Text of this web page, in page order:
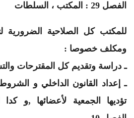
الفصل 29 : المكتب ، السلطات
للمكتب كل الصلاحية الضرورية
ومكلف خصوصا :
ـ دراسة وتقديم كل المقترحات
ـ إعداد القانون الداخلي و
تؤديها الجمعية لأعضائها ,و